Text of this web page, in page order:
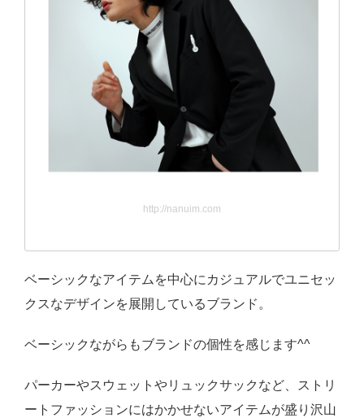
http://nanuim.com
ベーシックなアイテムを中心にカジュアルでユニセッ
クスなデザインを展開しているブランド。
ベーシックながらもブランドの個性を感じます^^
パーカーやスウェットやリュックサックなど、ストリ
ートファッションにはかかせないアイテムが盛り沢山